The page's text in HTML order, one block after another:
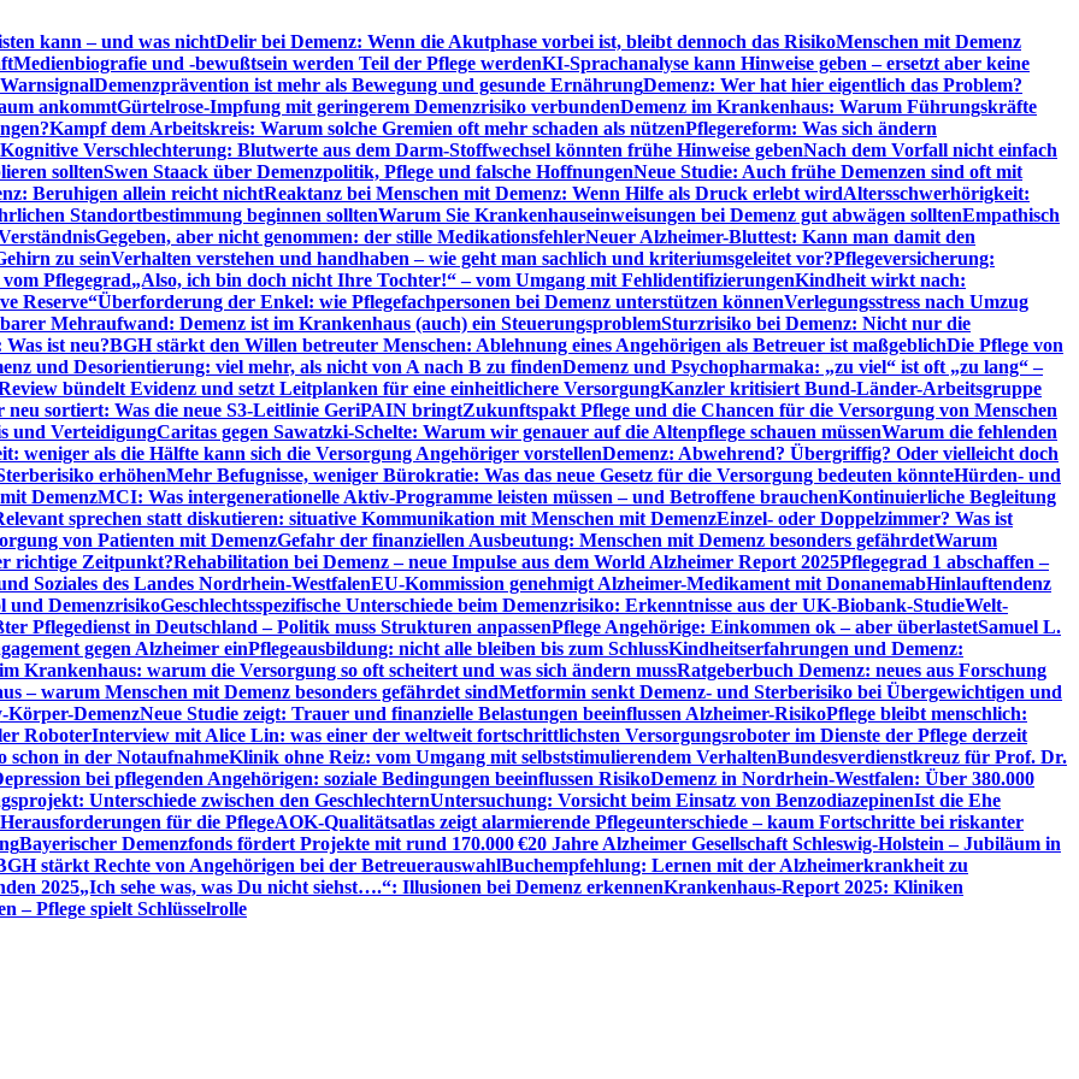
kann – und was nichtDelir bei Demenz: Wenn die Akutphase vorbei ist, bleibt dennoch das RisikoMenschen mit Demenz
Medienbiografie und -bewußtsein werden Teil der Pflege werdenKI-Sprachanalyse kann Hinweise geben – ersetzt aber keine
Demenzprävention ist mehr als Bewegung und gesunde ErnährungDemenz: Wer hat hier eigentlich das Problem?
ankommtGürtelrose-Impfung mit geringerem Demenzrisiko verbundenDemenz im Krankenhaus: Warum Führungskräfte
Kampf dem Arbeitskreis: Warum solche Gremien oft mehr schaden als nützenPflegereform: Was sich ändern
Kognitive Verschlechterung: Blutwerte aus dem Darm-Stoffwechsel könnten frühe Hinweise gebenNach dem Vorfall nicht einfach
solltenSwen Staack über Demenzpolitik, Pflege und falsche HoffnungenNeue Studie: Auch frühe Demenzen sind oft mit
Beruhigen allein reicht nichtReaktanz bei Menschen mit Demenz: Wenn Hilfe als Druck erlebt wirdAltersschwerhörigkeit:
Standortbestimmung beginnen solltenWarum Sie Krankenhauseinweisungen bei Demenz gut abwägen solltenEmpathisch
Gegeben, aber nicht genommen: der stille MedikationsfehlerNeuer Alzheimer-Bluttest: Kann man damit den
zu seinVerhalten verstehen und handhaben – wie geht man sachlich und kriteriumsgeleitet vor?Pflegeversicherung:
Pflegegrad„Also, ich bin doch nicht Ihre Tochter!“ – vom Umgang mit FehlidentifizierungenKindheit wirkt nach:
Reserve“Überforderung der Enkel: wie Pflegefachpersonen bei Demenz unterstützen könnenVerlegungsstress nach Umzug
Mehraufwand: Demenz ist im Krankenhaus (auch) ein SteuerungsproblemSturzrisiko bei Demenz: Nicht nur die
ist neu?BGH stärkt den Willen betreuter Menschen: Ablehnung eines Angehörigen als Betreuer ist maßgeblichDie Pflege von
und Desorientierung: viel mehr, als nicht von A nach B zu findenDemenz und Psychopharmaka: „zu viel“ ist oft „zu lang“ –
bündelt Evidenz und setzt Leitplanken für eine einheitlichere VersorgungKanzler kritisiert Bund-Länder-Arbeitsgruppe
neu sortiert: Was die neue S3-Leitlinie GeriPAIN bringtZukunftspakt Pflege und die Chancen für die Versorgung von Menschen
und VerteidigungCaritas gegen Sawatzki-Schelte: Warum wir genauer auf die Altenpflege schauen müssenWarum die fehlenden
weniger als die Hälfte kann sich die Versorgung Angehöriger vorstellenDemenz: Abwehrend? Übergriffig? Oder vielleicht doch
erhöhenMehr Befugnisse, weniger Bürokratie: Was das neue Gesetz für die Versorgung bedeuten könnteHürden- und
DemenzMCI: Was intergenerationelle Aktiv-Programme leisten müssen – und Betroffene brauchenKontinuierliche Begleitung
sprechen statt diskutieren: situative Kommunikation mit Menschen mit DemenzEinzel- oder Doppelzimmer? Was ist
von Patienten mit DemenzGefahr der finanziellen Ausbeutung: Menschen mit Demenz besonders gefährdetWarum
richtige Zeitpunkt?Rehabilitation bei Demenz – neue Impulse aus dem World Alzheimer Report 2025Pflegegrad 1 abschaffen –
Soziales des Landes Nordrhein-WestfalenEU-Kommission genehmigt Alzheimer-Medikament mit DonanemabHinlauftendenz
und DemenzrisikoGeschlechtsspezifische Unterschiede beim Demenzrisiko: Erkenntnisse aus der UK-Biobank-StudieWelt-
Pflegedienst in Deutschland – Politik muss Strukturen anpassenPflege Angehörige: Einkommen ok – aber überlastetSamuel L.
gegen Alzheimer einPflegeausbildung: nicht alle bleiben bis zum SchlussKindheitserfahrungen und Demenz:
Krankenhaus: warum die Versorgung so oft scheitert und was sich ändern mussRatgeberbuch Demenz: neues aus Forschung
– warum Menschen mit Demenz besonders gefährdet sindMetformin senkt Demenz- und Sterberisiko bei Übergewichtigen und
Körper-DemenzNeue Studie zeigt: Trauer und finanzielle Belastungen beeinflussen Alzheimer-RisikoPflege bleibt menschlich:
RoboterInterview mit Alice Lin: was einer der weltweit fortschrittlichsten Versorgungsroboter im Dienste der Pflege derzeit
schon in der NotaufnahmeKlinik ohne Reiz: vom Umgang mit selbststimulierendem VerhaltenBundesverdienstkreuz für Prof. Dr.
bei pflegenden Angehörigen: soziale Bedingungen beeinflussen RisikoDemenz in Nordrhein-Westfalen: Über 380.000
Unterschiede zwischen den GeschlechternUntersuchung: Vorsicht beim Einsatz von BenzodiazepinenIst die Ehe
für die PflegeAOK-Qualitätsatlas zeigt alarmierende Pflegeunterschiede – kaum Fortschritte bei riskanter
Bayerischer Demenzfonds fördert Projekte mit rund 170.000 €20 Jahre Alzheimer Gesellschaft Schleswig-Holstein – Jubiläum in
stärkt Rechte von Angehörigen bei der BetreuerauswahlBuchempfehlung: Lernen mit der Alzheimerkrankheit zu
2025„Ich sehe was, was Du nicht siehst….“: Illusionen bei Demenz erkennenKrankenhaus-Report 2025: Kliniken
– Pflege spielt Schlüsselrolle